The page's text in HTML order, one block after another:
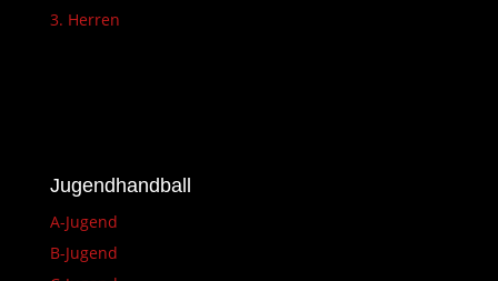
3. Herren
Jugendhandball
A-Jugend
B-Jugend